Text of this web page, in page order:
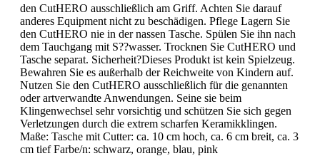
den CutHERO ausschließlich am Griff. Achten Sie darauf
anderes Equipment nicht zu beschädigen. Pflege Lagern Sie
den CutHERO nie in der nassen Tasche. Spülen Sie ihn nach
dem Tauchgang mit S??wasser. Trocknen Sie CutHERO und
Tasche separat. Sicherheit?Dieses Produkt ist kein Spielzeug.
Bewahren Sie es außerhalb der Reichweite von Kindern auf.
Nutzen Sie den CutHERO ausschließlich für die genannten
oder artverwandte Anwendungen. Seine sie beim
Klingenwechsel sehr vorsichtig und schützen Sie sich gegen
Verletzungen durch die extrem scharfen Keramikklingen.
Maße: Tasche mit Cutter: ca. 10 cm hoch, ca. 6 cm breit, ca. 3
cm tief Farbe/n: schwarz, orange, blau, pink